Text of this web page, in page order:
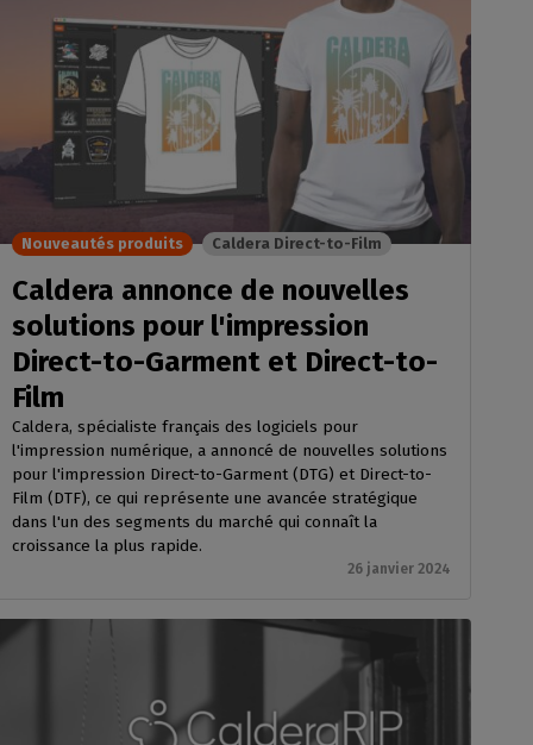
Caldera annonce de nouvelles
solutions pour l'impression
Direct-to-Garment et Direct-to-
Film
Caldera, spécialiste français des logiciels pour
l'impression numérique, a annoncé de nouvelles solutions
pour l'impression Direct-to-Garment (DTG) et Direct-to-
Film (DTF), ce qui représente une avancée stratégique
dans l'un des segments du marché qui connaît la
croissance la plus rapide.
26 janvier 2024
Nouveautés produits Caldera Direct-to-Film